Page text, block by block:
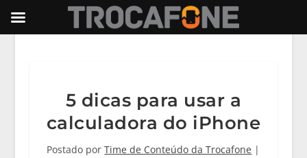
5 dicas para usar a
calculadora do iPhone
Postado porTime de Conteúdo da Trocafone |